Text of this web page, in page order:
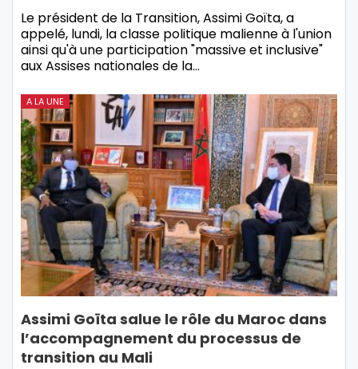
Le président de la Transition, Assimi Goïta, a
appelé, lundi, la classe politique malienne à l'union
ainsi qu'à une participation "massive et inclusive"
aux Assises nationales de la…
A LA UNE
Assimi Goïta salue le rôle du Maroc dans
l’accompagnement du processus de
transition au Mali